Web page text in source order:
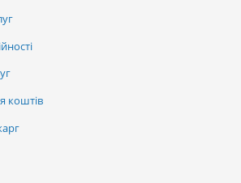
коштів